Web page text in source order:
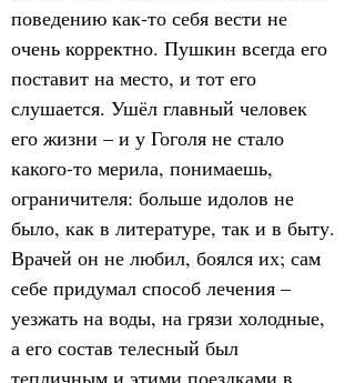
поведению как-то себя вести не
очень корректно. Пушкин всегда его
поставит на место, и тот его
слушается. Ушёл главный человек
его жизни – и у Гоголя не стало
какого-то мерила, понимаешь,
ограничителя: больше идолов не
было, как в литературе, так и в быту.
Врачей он не любил, боялся их; сам
себе придумал способ лечения –
уезжать на воды, на грязи холодные,
а его состав телесный был
тепличным и этими поездками в